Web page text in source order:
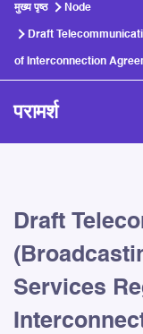
मुख्य पृष्ठ Node
Draft
of Interconnection
परामर्श
Draft
Services